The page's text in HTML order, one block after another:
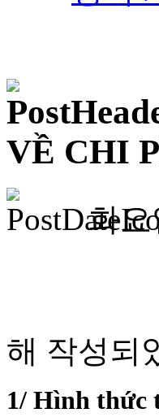
VỀ CHI
화요
해 작성되
1/ Hình thức